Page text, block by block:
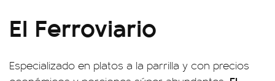
El Ferroviario
Especializado en platos a la parrilla y con precios